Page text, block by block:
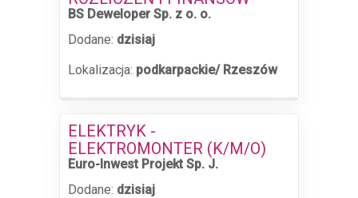
BS Deweloper Sp. z o. o.
Dodane: dzisiaj
Lokalizacja: podkarpackie/ Rzeszów
ELEKTRYK -
ELEKTROMONTER (K/M/O)
Euro-Inwest Projekt Sp. J.
Dodane: dzisiaj